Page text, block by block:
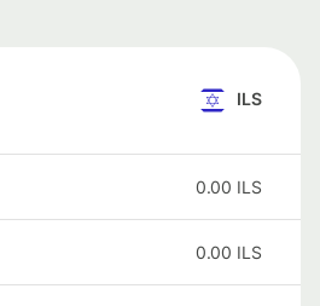
ILS
0.00 ILS
0.00 ILS